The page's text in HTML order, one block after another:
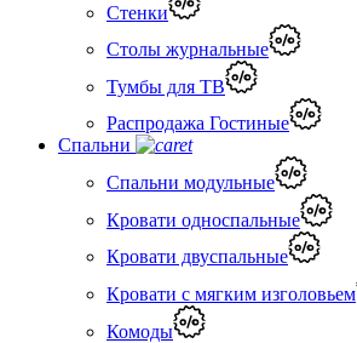
Стенки
Столы журнальные
Тумбы для ТВ
Распродажа Гостиные
Спальни
Спальни модульные
Кровати односпальные
Кровати двуспальные
Кровати с мягким изголовьем
Комоды